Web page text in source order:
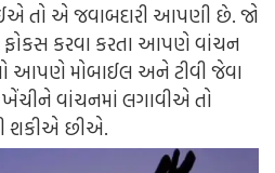
તો એ જવાબદારી આપણી છે. જો
કરવા કરતા આપણે વાંચન
આપણે મોબાઈલ અને ટીવી જેવા
વાંચનમાં લગાવીએ તો
શકીએ છીએ.